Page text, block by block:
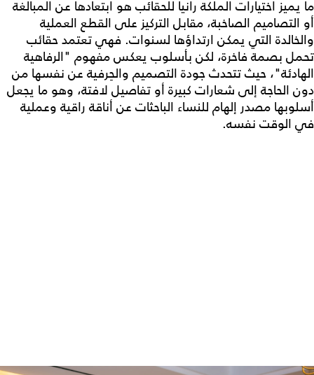
ما يميز اختيارات الملكة رانيا للحقائب هو ابتعادها عن المبالغة
أو التصاميم الصاخبة، مقابل التركيز على القطع العملية
والخالدة التي يمكن ارتداؤها لسنوات. فهي تعتمد حقائب
تحمل بصمة فاخرة، لكن بأسلوب يعكس مفهوم "الرفاهية
الهادئة"، حيث تتحدث جودة التصميم والحِرفية عن نفسها من
دون الحاجة إلى شعارات كبيرة أو تفاصيل لافتة، وهو ما يجعل
أسلوبها مصدر إلهام للنساء الباحثات عن أناقة راقية وعملية
في الوقت نفسه.